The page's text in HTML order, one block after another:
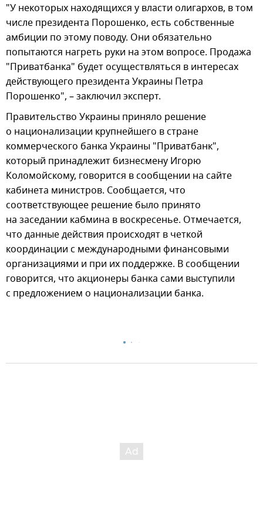
"У некоторых находящихся у власти олигархов, в том
числе президента Порошенко, есть собственные
амбиции по этому поводу. Они обязательно
попытаются нагреть руки на этом вопросе. Продажа
"Приватбанка" будет осуществляться в интересах
действующего президента Украины Петра
Порошенко", – заключил эксперт.
Правительство Украины приняло решение
о национализации крупнейшего в стране
коммерческого банка Украины "Приватбанк",
который принадлежит бизнесмену Игорю
Коломойскому, говорится в сообщении на сайте
кабинета министров. Сообщается, что
соответствующее решение было принято
на заседании кабмина в воскресенье. Отмечается,
что данные действия происходят в четкой
координации с международными финансовыми
организациями и при их поддержке. В сообщении
говорится, что акционеры банка сами выступили
с предложением о национализации банка.